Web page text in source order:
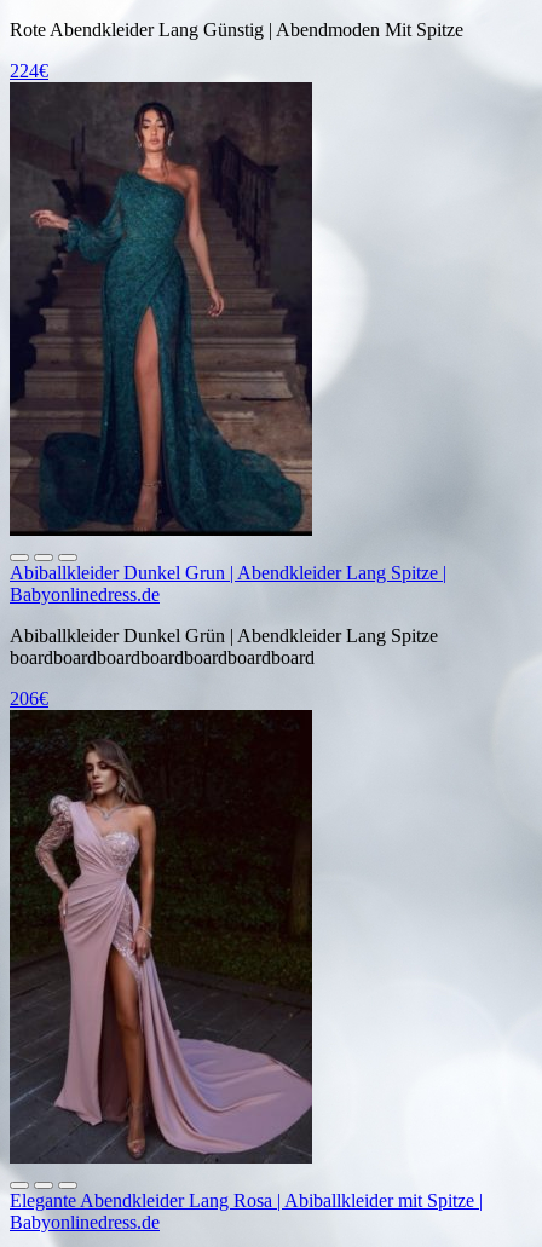
Rote Abendkleider Lang Günstig | Abendmoden Mit Spitze
224€
Abiballkleider Dunkel Grun | Abendkleider Lang Spitze |
Babyonlinedress.de
Abiballkleider Dunkel Grün | Abendkleider Lang Spitze
boardboardboardboardboardboardboard
206€
Elegante Abendkleider Lang Rosa | Abiballkleider mit Spitze |
Babyonlinedress.de